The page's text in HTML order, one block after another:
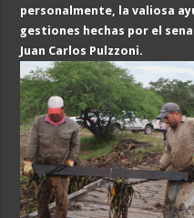
personalmente, la valiosa
gestiones hechas por el
Juan Carlos Pulzzoni.